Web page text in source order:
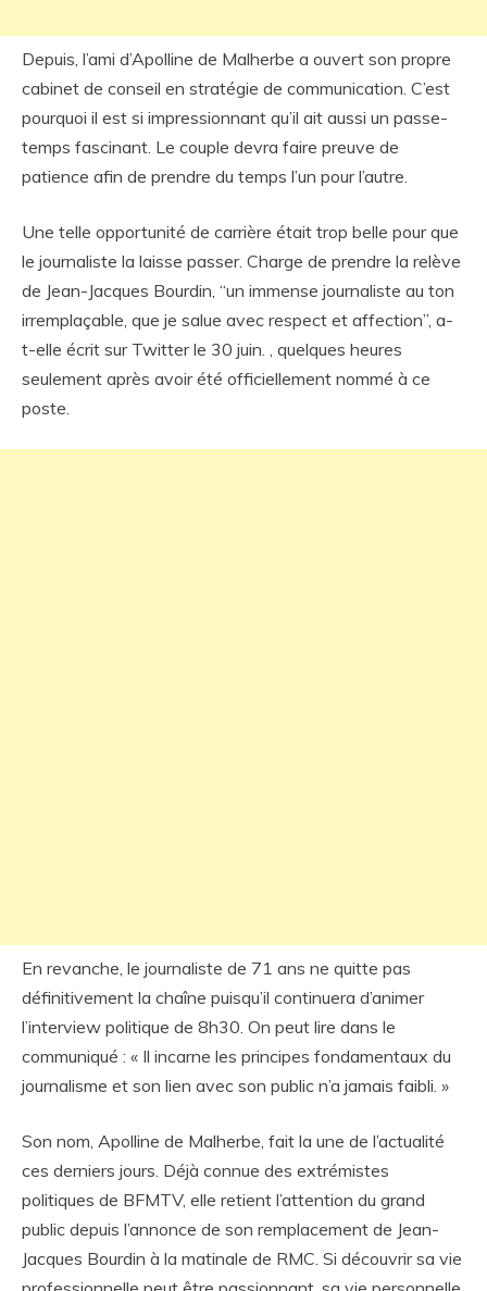
Depuis, l’ami d’Apolline de Malherbe a ouvert son propre
cabinet de conseil en stratégie de communication. C’est
pourquoi il est si impressionnant qu’il ait aussi un passe-
temps fascinant. Le couple devra faire preuve de
patience afin de prendre du temps l’un pour l’autre.
Une telle opportunité de carrière était trop belle pour que
le journaliste la laisse passer. Charge de prendre la relève
de Jean-Jacques Bourdin, “un immense journaliste au ton
irremplaçable, que je salue avec respect et affection”, a-
t-elle écrit sur Twitter le 30 juin. , quelques heures
seulement après avoir été officiellement nommé à ce
poste.
En revanche, le journaliste de 71 ans ne quitte pas
définitivement la chaîne puisqu’il continuera d’animer
l’interview politique de 8h30. On peut lire dans le
communiqué : « Il incarne les principes fondamentaux du
journalisme et son lien avec son public n’a jamais faibli. »
Son nom, Apolline de Malherbe, fait la une de l’actualité
ces derniers jours. Déjà connue des extrémistes
politiques de BFMTV, elle retient l’attention du grand
public depuis l’annonce de son remplacement de Jean-
Jacques Bourdin à la matinale de RMC. Si découvrir sa vie